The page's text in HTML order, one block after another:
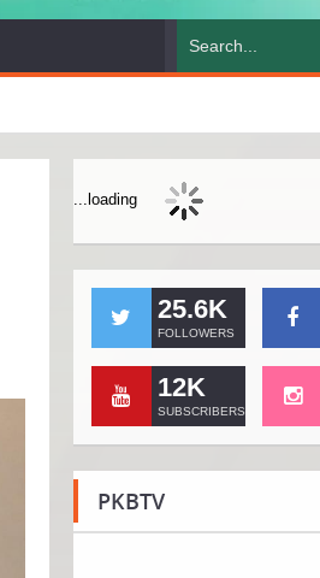
...loading
25.6K
FOLLOWERS
12K
SUBSCRIBERS
PKBTV